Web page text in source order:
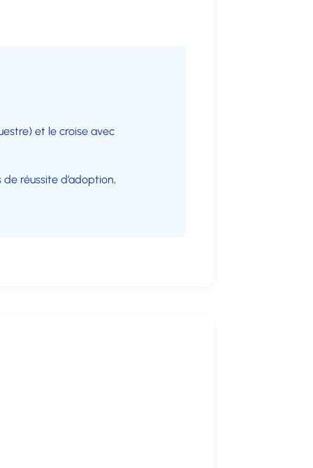
et le croise avec
réussite d’adoption,